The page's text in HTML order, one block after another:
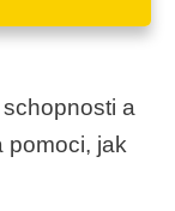
a
pomoci, jak